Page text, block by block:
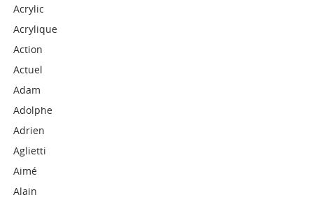
Acrylic
Acrylique
Action
Actuel
Adam
Adolphe
Adrien
Aglietti
Aimé
Alain